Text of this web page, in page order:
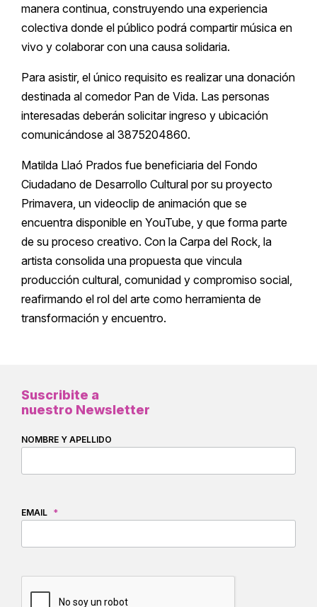
manera continua, construyendo una experiencia
colectiva donde el público podrá compartir música en
vivo y colaborar con una causa solidaria.
Para asistir, el único requisito es realizar una donación
destinada al comedor Pan de Vida. Las personas
interesadas deberán solicitar ingreso y ubicación
comunicándose al 3875204860.
Matilda Llaó Prados fue beneficiaria del Fondo
Ciudadano de Desarrollo Cultural por su proyecto
Primavera, un videoclip de animación que se
encuentra disponible en YouTube, y que forma parte
de su proceso creativo. Con la Carpa del Rock, la
artista consolida una propuesta que vincula
producción cultural, comunidad y compromiso social,
reafirmando el rol del arte como herramienta de
transformación y encuentro.
Suscribite a
nuestro Newsletter
NOMBRE Y APELLIDO
EMAIL *